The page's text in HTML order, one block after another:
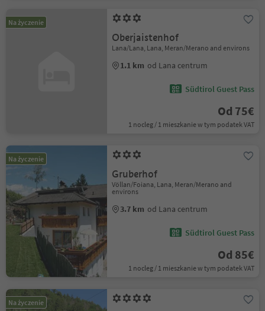
Na życzenie
Oberjaistenhof
Lana/Lana, Lana, Meran/Merano and environs
1.1 km od Lana centrum
Südtirol Guest Pass
Od 75€
1 nocleg / 1 mieszkanie w tym podatek VAT
Na życzenie
Gruberhof
Völlan/Foiana, Lana, Meran/Merano and
environs
3.7 km od Lana centrum
Südtirol Guest Pass
Od 85€
1 nocleg / 1 mieszkanie w tym podatek VAT
Na życzenie